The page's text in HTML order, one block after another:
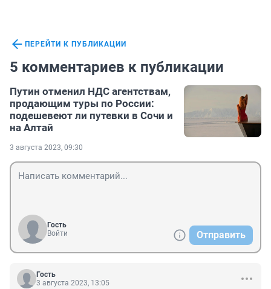
ПЕРЕЙТИ К ПУБЛИКАЦИИ
5 комментариев к публикации
Путин отменил НДС агентствам,
продающим туры по России:
подешевеют ли путевки в Сочи и
на Алтай
3 августа 2023, 09:30
Гость
Войти
Отправить
Гость
3 августа 2023, 13:05